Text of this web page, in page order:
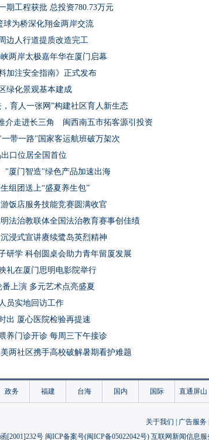
期工程获批 总投资780.73万元
球为桥深化翔金两岸交流
边人行道提质改造完工
两岸太极嘉年华在厦门启幕
加注安全指南》正式发布
绿化景观基本建成
育人一张网”构建社区育人新生态
介走进长三角 闽西南五市拓客源引投资
带一路"国家客运航班破万架次
口位居全国首位
厦门智造"绿色产品加速出海
组团送上“盛夏养生包”
饭店服务技能竞赛圆满收官
法治教联体全国法治教育赛事创佳绩
浸式宣讲赓续鹭岛英烈精神
研学 科创圆桌会助力青年留厦发展
礼在厦门思明电影院举行
上演 多元艺术点亮盛夏
员实地回访工作
出 厦心医院检验再提速
养门诊开诊 每周三下午接诊
两社区携手高校破解暑期看护难题
生暑期社会实践守护儿童健康
系列活动 为职工家庭幸福“加码”
政务 福建 台海 国内 国际 直通屏山
关于我们 广告服务
[2001]232号 闽ICP备案号(闽ICP备05022042号) 互联网新闻信息服